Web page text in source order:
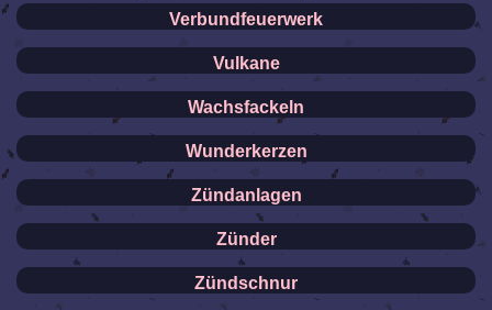
Verbundfeuerwerk
Vulkane
Wachsfackeln
Wunderkerzen
Zündanlagen
Zünder
Zündschnur